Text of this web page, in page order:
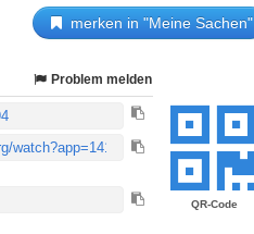
merken in "Meine Sachen"
QR-Code
Problem melden